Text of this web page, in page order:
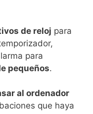
de reloj para
para
pequeños.
al ordenador
que haya